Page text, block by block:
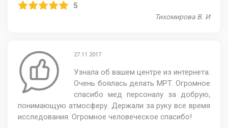
5
Тихомирова В. И
27.11.2017
Узнала об вашем центре из интернета.
Очень боялась делать МРТ. Огромное
спасибо мед персоналу за добрую,
понимающую атмосферу. Держали за руку все время
исследования. Огромное человеческое спасибо!